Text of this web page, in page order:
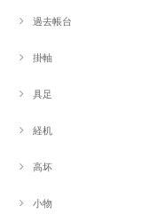
過去帳台
掛軸
具足
経机
高坏
小物